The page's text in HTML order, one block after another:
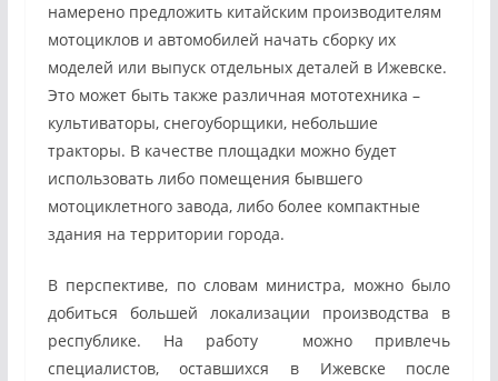
намерено предложить китайским производителям
мотоциклов и автомобилей начать сборку их
моделей или выпуск отдельных деталей в Ижевске.
Это может быть также различная мототехника –
культиваторы, снегоуборщики, небольшие
тракторы. В качестве площадки можно будет
использовать либо помещения бывшего
мотоциклетного завода, либо более компактные
здания на территории города.
В перспективе, по словам министра, можно было
добиться большей локализации производства в
республике. На работу можно привлечь
специалистов, оставшихся в Ижевске после